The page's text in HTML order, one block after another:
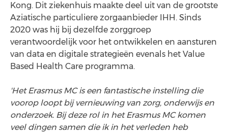
Kong. Dit ziekenhuis maakte deel uit van de grootste
Aziatische particuliere zorgaanbieder IHH. Sinds
2020 was hij bij dezelfde zorggroep
verantwoordelijk voor het ontwikkelen en aansturen
van data en digitale strategieën evenals het Value
Based Health Care programma.
'Het Erasmus MC is een fantastische instelling die
voorop loopt bij vernieuwing van zorg, onderwijs en
onderzoek. Bij deze rol in het Erasmus MC komen
veel dingen samen die ik in het verleden heb